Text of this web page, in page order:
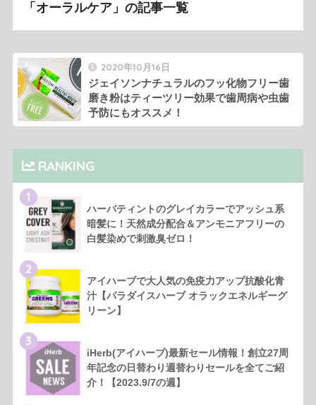
「オーラルケア」の記事一覧
2020年10月16日
ジェイソンナチュラルのフッ化物フリー歯
磨き粉はティーツリー効果で歯周病や虫歯
予防にもオススメ！
RANKING
1
ハーバティントのグレイカラーでアッシュ系
暗髪に！天然成分配合＆アンモニアフリーの
白髪染めで刺激臭ゼロ！
2
アイハーブで大人気の免疫力アップ抗酸化青
汁【パラダイスハーブ オラックエネルギーグ
リーン】
3
iHerb(アイハーブ)最新セール情報！創立27周
年記念の日替わり週替わりセールを全てご紹
介！【2023.9/7の週】